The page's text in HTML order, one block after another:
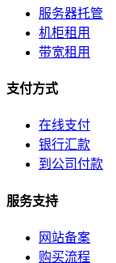
服务器托管
机柜租用
带宽租用
支付方式
在线支付
银行汇款
到公司付款
服务支持
网站备案
购买流程